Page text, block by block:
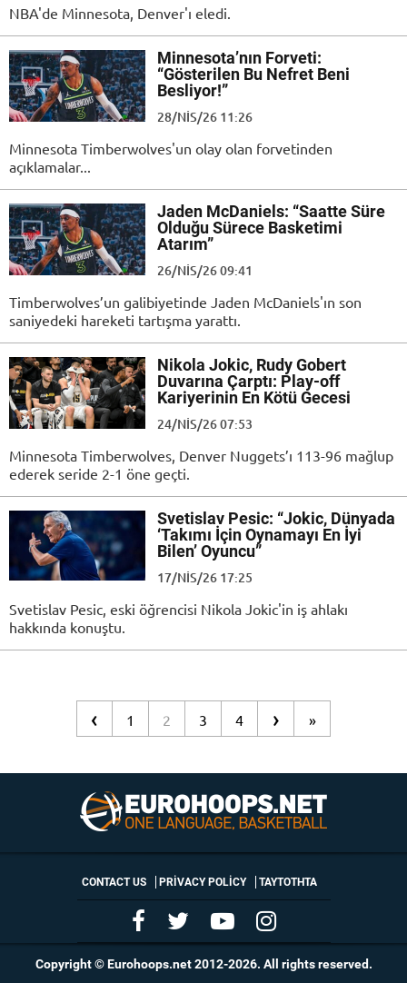
NBA'de Minnesota, Denver'ı eledi.
Minnesota’nın Forveti:
“Gösterilen Bu Nefret Beni
Besliyor!”
28/NIS/26 11:26
Minnesota Timberwolves'un olay olan forvetinden
açıklamalar...
Jaden McDaniels: “Saatte Süre
Olduğu Sürece Basketimi
Atarım”
26/NIS/26 09:41
Timberwolves’un galibiyetinde Jaden McDaniels'ın son
saniyedeki hareketi tartışma yarattı.
Nikola Jokic, Rudy Gobert
Duvarına Çarptı: Play-off
Kariyerinin En Kötü Gecesi
24/NIS/26 07:53
Minnesota Timberwolves, Denver Nuggets’ı 113-96 mağlup
ederek seride 2-1 öne geçti.
Svetislav Pesic: “Jokic, Dünyada
‘Takımı İçin Oynamayı En İyi
Bilen’ Oyuncu”
17/NIS/26 17:25
Svetislav Pesic, eski öğrencisi Nikola Jokic'in iş ahlakı
hakkında konuştu.
‹ 1 2 3 4 › »
CONTACT US PRIVACY POLICY ΤΑΥΤΟΤΗΤΑ
Copyright © Eurohoops.net 2012-2026. All rights reserved.